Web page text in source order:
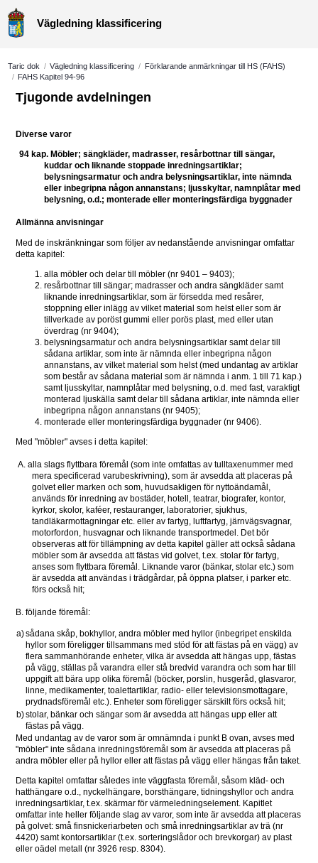
Vägledning klassificering
Taric dok / Vägledning klassificering / Förklarande anmärkningar till HS (FAHS)
/ FAHS Kapitel 94-96
Tjugonde avdelningen
Diverse varor
94 kap. Möbler; sängkläder, madrasser, resårbottnar till sängar,
kuddar och liknande stoppade inredningsartiklar;
belysningsarmatur och andra belysningsartiklar, inte nämnda
eller inbegripna någon annanstans; ljusskyltar, namnplåtar med
belysning, o.d.; monterade eller monteringsfärdiga byggnader
Allmänna anvisningar
Med de inskränkningar som följer av nedanstående anvisningar omfattar
detta kapitel:
alla möbler och delar till möbler (nr 9401 – 9403);
resårbottnar till sängar; madrasser och andra sängkläder samt
liknande inredningsartiklar, som är försedda med resårer,
stoppning eller inlägg av vilket material som helst eller som är
tillverkade av poröst gummi eller porös plast, med eller utan
överdrag (nr 9404);
belysningsarmatur och andra belysningsartiklar samt delar till
sådana artiklar, som inte är nämnda eller inbegripna någon
annanstans, av vilket material som helst (med undantag av artiklar
som består av sådana material som är nämnda i anm. 1 till 71 kap.)
samt ljusskyltar, namnplåtar med belysning, o.d. med fast, varaktigt
monterad ljuskälla samt delar till sådana artiklar, inte nämnda eller
inbegripna någon annanstans (nr 9405);
monterade eller monteringsfärdiga byggnader (nr 9406).
Med "möbler" avses i detta kapitel:
A. alla slags flyttbara föremål (som inte omfattas av tulltaxenummer med
mera specificerad varubeskrivning), som är avsedda att placeras på
golvet eller marken och som, huvudsakligen för nyttoändamål,
används för inredning av bostäder, hotell, teatrar, biografer, kontor,
kyrkor, skolor, kaféer, restauranger, laboratorier, sjukhus,
tandläkarmottagningar etc. eller av fartyg, luftfartyg, järnvägsvagnar,
motorfordon, husvagnar och liknande transportmedel. Det bör
observeras att för tillämpning av detta kapitel gäller att också sådana
möbler som är avsedda att fästas vid golvet, t.ex. stolar för fartyg,
anses som flyttbara föremål. Liknande varor (bänkar, stolar etc.) som
är avsedda att användas i trädgårdar, på öppna platser, i parker etc.
förs också hit;
B. följande föremål:
a)sådana skåp, bokhyllor, andra möbler med hyllor (inbegripet enskilda
hyllor som föreligger tillsammans med stöd för att fästas på en vägg) av
flera sammanhörande enheter, vilka är avsedda att hängas upp, fästas
på vägg, ställas på varandra eller stå bredvid varandra och som har till
uppgift att bära upp olika föremål (böcker, porslin, husgeråd, glasvaror,
linne, medikamenter, toalettartiklar, radio- eller televisionsmottagare,
prydnadsföremål etc.). Enheter som föreligger särskilt förs också hit;
b)stolar, bänkar och sängar som är avsedda att hängas upp eller att
fästas på vägg.
Med undantag av de varor som är omnämnda i punkt B ovan, avses med
"möbler" inte sådana inredningsföremål som är avsedda att placeras på
andra möbler eller på hyllor eller att fästas på vägg eller hängas från taket.
Detta kapitel omfattar således inte väggfasta föremål, såsom kläd- och
hatthängare o.d., nyckelhängare, borsthängare, tidningshyllor och andra
inredningsartiklar, t.ex. skärmar för värmeledningselement. Kapitlet
omfattar inte heller följande slag av varor, som inte är avsedda att placeras
på golvet: små finsnickeriarbeten och små inredningsartiklar av trä (nr
4420) samt kontorsartiklar (t.ex. sorteringslådor och brevkorgar) av plast
eller oädel metall (nr 3926 resp. 8304).